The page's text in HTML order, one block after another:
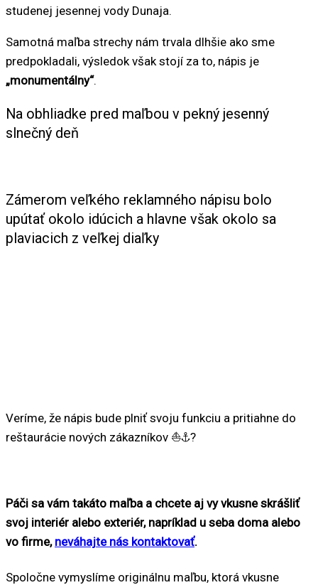
studenej jesennej vody Dunaja.
Samotná maľba strechy nám trvala dlhšie ako sme
predpokladali, výsledok však stojí za to, nápis je
„monumentálny“.
Na obhliadke pred maľbou v pekný jesenný
slnečný deň
Zámerom veľkého reklamného nápisu bolo
upútať okolo idúcich a hlavne však okolo sa
plaviacich z veľkej diaľky
Veríme, že nápis bude plniť svoju funkciu a pritiahne do
reštaurácie nových zákazníkov ⛵⚓?
Páči sa vám takáto maľba a chcete aj vy vkusne skrášliť
svoj interiér alebo exteriér, napríklad u seba doma alebo
vo firme, neváhajte nás kontaktovať.
Spoločne vymyslíme originálnu maľbu, ktorá vkusne